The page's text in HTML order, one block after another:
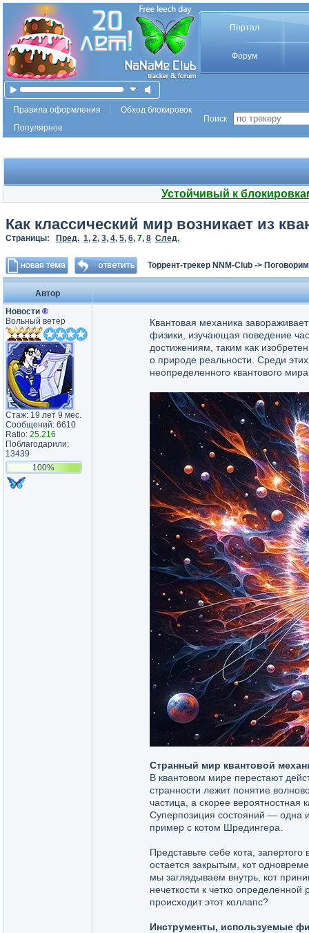
Портал
Форум
Правила оформления
Обход блокировок
Популярное
Поиск :
Устойчивый к
Как классический мир возникает из
Страницы: Пред. 1, 2, 3, 4, 5, 6, 7, 8 След.
Торрент-трекер NNM-Club -> Поговорим
Автор
Новости ®
Вольный ветер
Стаж: 19 лет 9 мес.
Сообщений: 6610
Ratio: 25.216
Поблагодарили:
13439
100%
Квантовая механика
физики, изучающая поведение
достижениям, таким как
о природе реальности. Среди
неопределенного квантового
Странный мир квантовой
В квантовом мире перестают
странности лежит понятие
частица, а скорее вероятностная
Суперпозиция состояний — одна
пример с котом Шредингера.
Представьте себе кота,
остается закрытым, кот
мы заглядываем внутрь, кот
нечеткости к четко
происходит этот коллапс?
Инструменты, используемые